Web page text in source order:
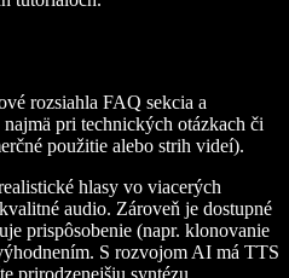
rozsiahla FAQ sekcia a
pri technických otázkach či
použitie alebo strih videí).
hlasy vo viacerých
audio. Zároveň je dostupné
prispôsobenie (napr. klonovanie
S rozvojom AI má TTS